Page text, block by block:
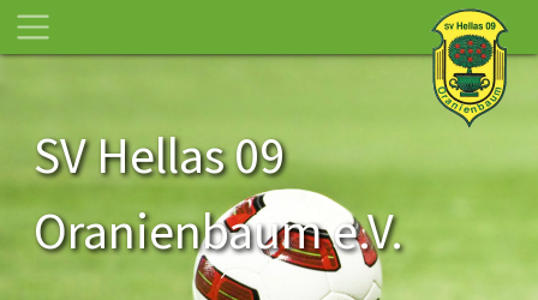
SV Hellas 09
Oranienbaum e.V.